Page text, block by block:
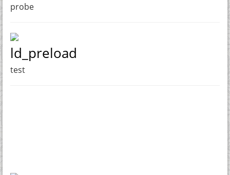
probe
ld_preload
test